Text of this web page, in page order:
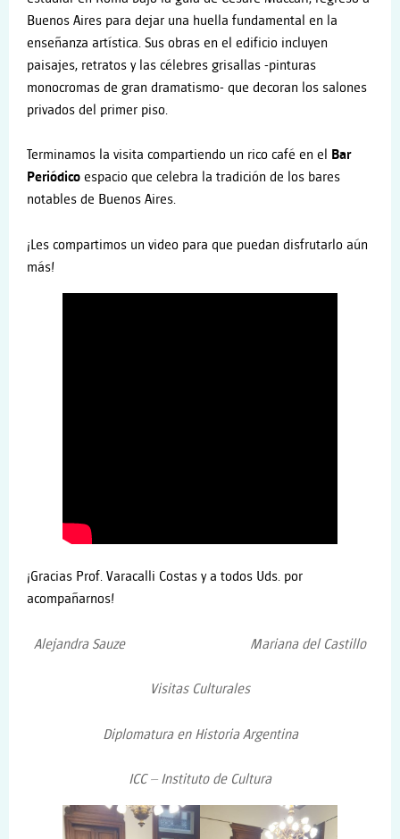
Buenos Aires para dejar una huella fundamental en la
enseñanza artística. Sus obras en el edificio incluyen
paisajes, retratos y las célebres grisallas -pinturas
monocromas de gran dramatismo- que decoran los salones
privados del primer piso.
Terminamos la visita compartiendo un rico café en el
Bar
Periódico espacio que celebra la tradición de los bares
notables de Buenos Aires.
¡Les compartimos un video para que puedan disfrutarlo aún
más!
¡Gracias Prof. Varacalli Costas y a todos Uds. por
acompañarnos!
Alejandra Sauze Mariana del Castillo
Visitas Culturales
Diplomatura en Historia Argentina
ICC – Instituto de Cultura